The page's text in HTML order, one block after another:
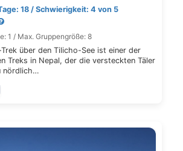
18 / Schwierigkeit: 4 von 5
1 / Max. Gruppengröße: 8
über den Tilicho-See ist einer der
Treks in Nepal, der die versteckten Täler
nördlich…